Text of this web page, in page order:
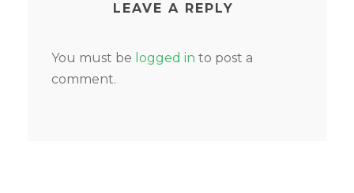
LEAVE A REPLY
You must be logged in to post a
comment.